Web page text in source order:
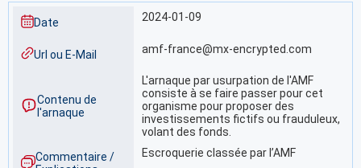
Date 2024-01-09
Url ou E-Mail amf-france@mx-encrypted.com
Contenu de
l'arnaque
L'arnaque par usurpation de l'AMF
consiste à se faire passer pour cet
organisme pour proposer des
investissements fictifs ou frauduleux,
volant des fonds.
Commentaire /
Escroquerie classée par l’AMF